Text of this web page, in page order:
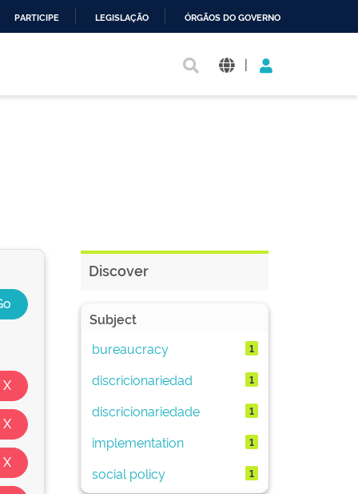
PARTICIPE LEGISLAÇÃO ÓRGÃOS DO GOVERNO
|
Discover
Subject
bureaucracy
1
discricionariedad 1
discricionariedade 1
implementation 1
social policy 1